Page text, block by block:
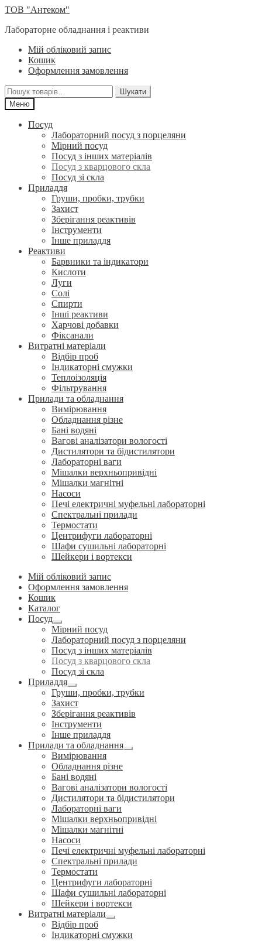
Перейти
навігації
Перейти
вмісту
ТОВ "Антеком"
Лабораторне обладнання і реактиви
Мій обліковий запис
Кошик
Оформлення замовлення
Шукати:
Шукати
Меню
Посуд
Лабораторний посуд з порцеляни
Мірний посуд
Посуд з інших матеріалів
Посуд з кварцового скла
Посуд зі скла
Приладдя
Груши, пробки, трубки
Захист
Зберігання реактивів
Інструменти
Інше приладдя
Реактиви
Барвники та індикатори
Кислоти
Луги
Солі
Спирти
Інші реактиви
Харчові добавки
Фіксанали
Витратні матеріали
Відбір проб
Індикаторні смужки
Теплоізоляція
Фільтрування
Прилади та обладнання
Вимірювання
Обладнання різне
Бані водяні
Вагові аналізатори вологості
Дистилятори та бідистилятори
Лабораторні ваги
Мішалки верхньопривідні
Мішалки магнітні
Насоси
Печі електричні муфельні лабораторні
Спектральні прилади
Термостати
Центрифуги лабораторні
Шафи сушильні лабораторні
Шейкери і вортекси
Мій обліковий запис
Оформлення замовлення
Кошик
Каталог
Посуд
Розгорнуте
вкладене
меню
Мірний посуд
Лабораторний посуд з порцеляни
Посуд з інших матеріалів
Посуд з кварцового скла
Посуд зі скла
Приладдя
Розгорнуте
вкладене
меню
Груши, пробки, трубки
Захист
Зберігання реактивів
Інструменти
Інше приладдя
Прилади та обладнання
Розгорнуте
Вимірювання
Обладнання різне
Бані водяні
Вагові аналізатори вологості
Дистилятори та бідистилятори
Лабораторні ваги
Мішалки верхньопривідні
Мішалки магнітні
Насоси
Печі електричні муфельні лабораторні
Спектральні прилади
Термостати
Центрифуги лабораторні
Шафи сушильні лабораторні
Шейкери і вортекси
Витратні матеріали
Розгорнуте
меню
Відбір проб
Індикаторні смужки